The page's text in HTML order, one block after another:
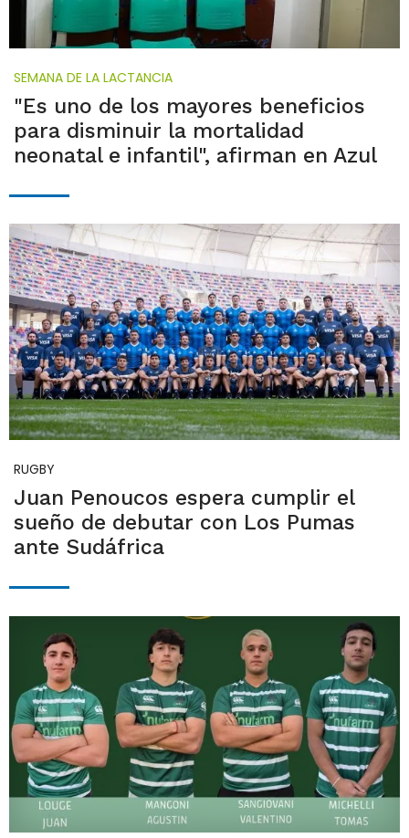
SEMANA DE LA LACTANCIA
"Es uno de los mayores beneficios
para disminuir la mortalidad
neonatal e infantil", afirman en Azul
RUGBY
Juan Penoucos espera cumplir el
sueño de debutar con Los Pumas
ante Sudáfrica